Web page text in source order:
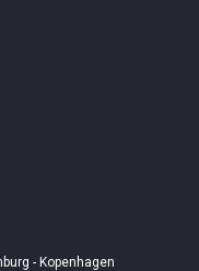
- Kopenhagen